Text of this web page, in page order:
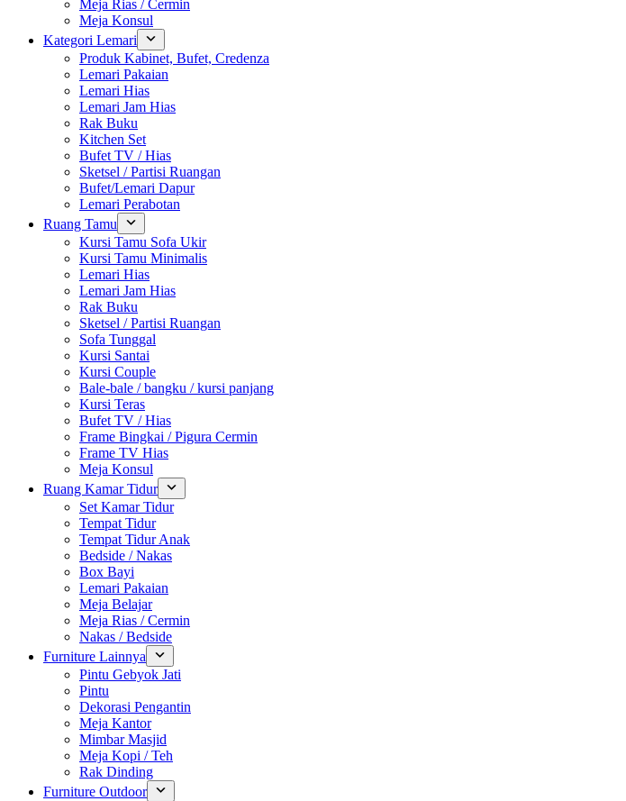
Meja Rias / Cermin
Meja Konsul
Kategori Lemari
Produk Kabinet, Bufet, Credenza
Lemari Pakaian
Lemari Hias
Lemari Jam Hias
Rak Buku
Kitchen Set
Bufet TV / Hias
Sketsel / Partisi Ruangan
Bufet/Lemari Dapur
Lemari Perabotan
Ruang Tamu
Kursi Tamu Sofa Ukir
Kursi Tamu Minimalis
Lemari Hias
Lemari Jam Hias
Rak Buku
Sketsel / Partisi Ruangan
Sofa Tunggal
Kursi Santai
Kursi Couple
Bale-bale / bangku / kursi panjang
Kursi Teras
Bufet TV / Hias
Frame Bingkai / Pigura Cermin
Frame TV Hias
Meja Konsul
Ruang Kamar Tidur
Set Kamar Tidur
Tempat Tidur
Tempat Tidur Anak
Bedside / Nakas
Box Bayi
Lemari Pakaian
Meja Belajar
Meja Rias / Cermin
Nakas / Bedside
Furniture Lainnya
Pintu Gebyok Jati
Pintu
Dekorasi Pengantin
Meja Kantor
Mimbar Masjid
Meja Kopi / Teh
Rak Dinding
Furniture Outdoor